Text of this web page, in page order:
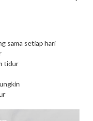
sama setiap hari
tidur